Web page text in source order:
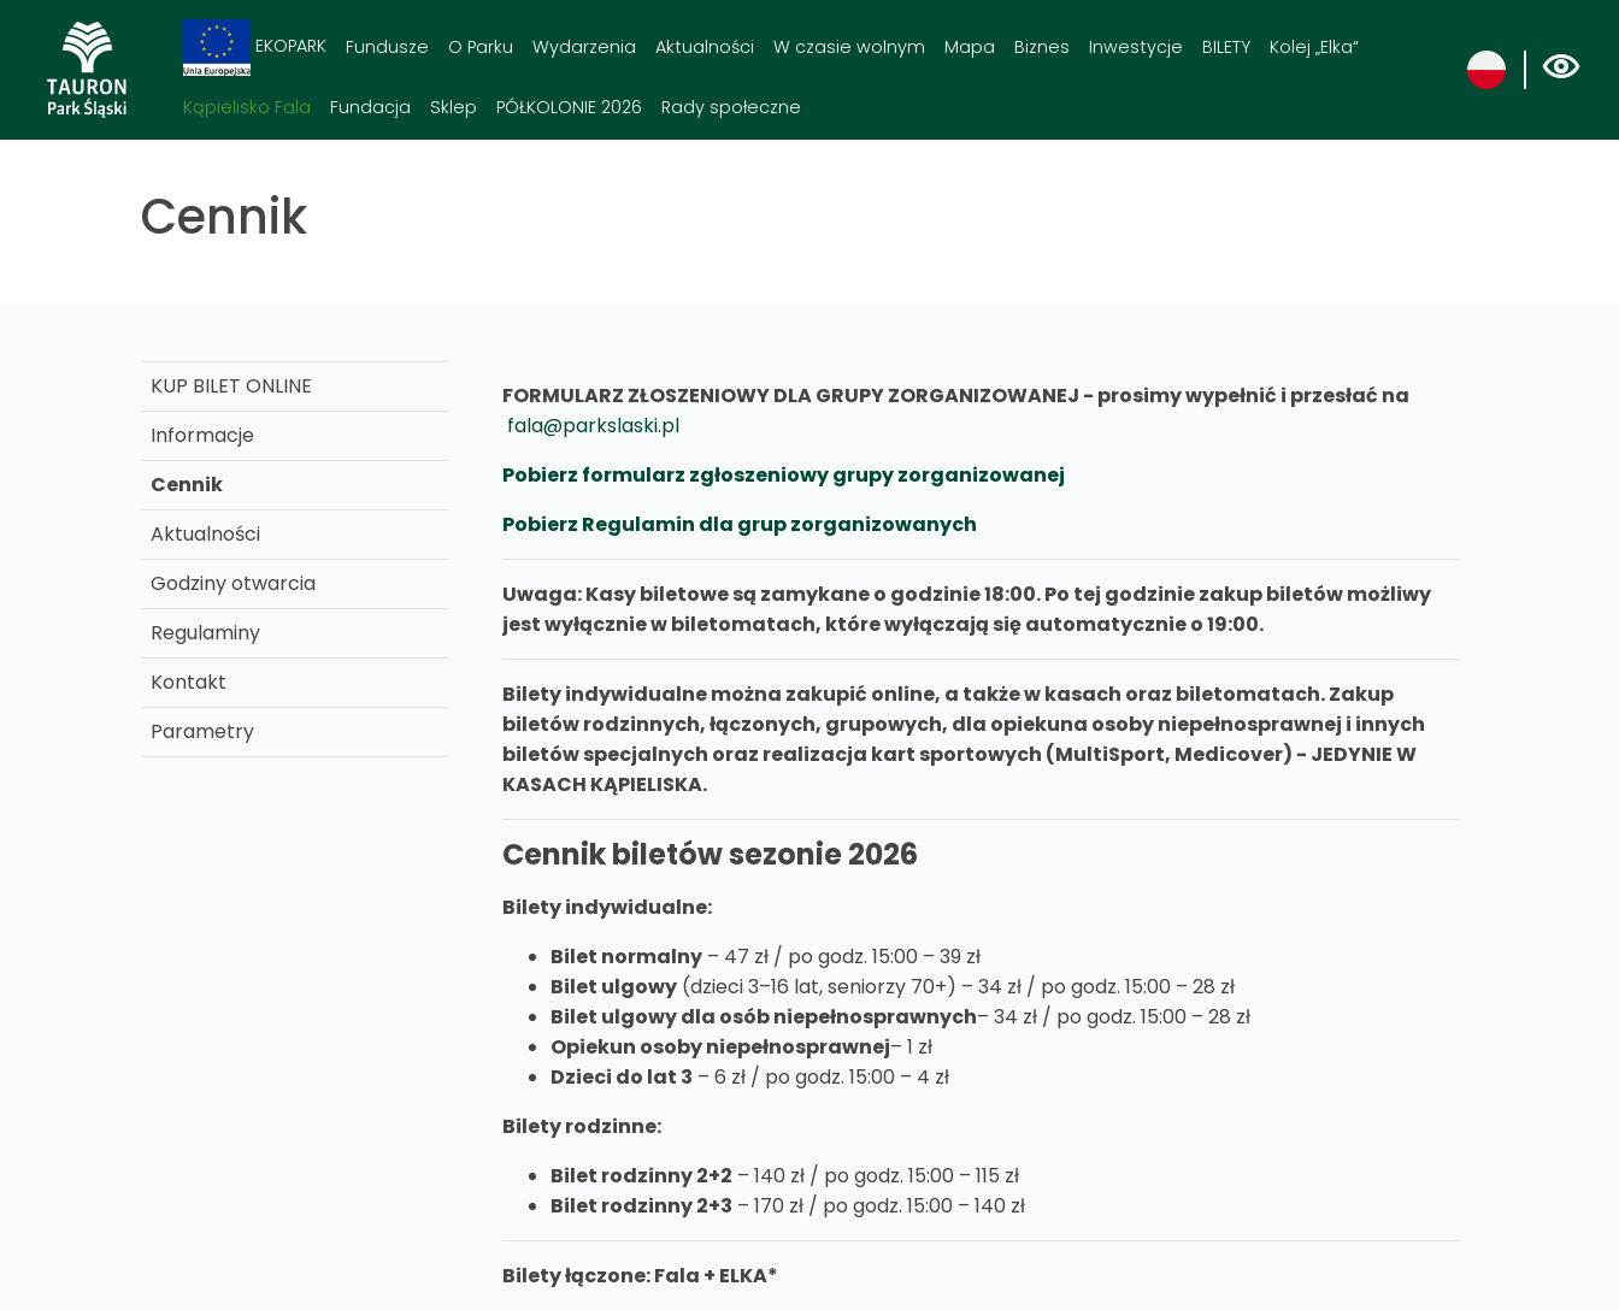
EKOPARK Fundusze O Parku Wydarzenia Aktualności W czasie wolnym Mapa Biznes Inwestycje BILETY Kolej „Elka“
Kąpielisko Fala Fundacja Sklep PÓŁKOLONIE 2026 Rady społeczne
Cennik
KUP BILET ONLINE
Informacje
Cennik
Aktualności
Godziny otwarcia
Regulaminy
Kontakt
Parametry
FORMULARZ ZŁOSZENIOWY DLA GRUPY ZORGANIZOWANEJ - prosimy wypełnić i przesłać na
fala@parkslaski.pl
Pobierz formularz zgłoszeniowy grupy zorganizowanej
Pobierz Regulamin dla grup zorganizowanych
Uwaga: Kasy biletowe są zamykane o godzinie 18:00. Po tej godzinie zakup biletów możliwy
jest wyłącznie w biletomatach, które wyłączają się automatycznie o 19:00.
Bilety indywidualne można zakupić online, a także w kasach oraz biletomatach. Zakup
biletów rodzinnych, łączonych, grupowych, dla opiekuna osoby niepełnosprawnej i innych
biletów specjalnych oraz realizacja kart sportowych (MultiSport, Medicover) - JEDYNIE W
KASACH KĄPIELISKA.
Cennik biletów sezonie 2026
Bilety indywidualne:
Bilet normalny – 47 zł / po godz. 15:00 – 39 zł
Bilet ulgowy (dzieci 3–16 lat, seniorzy 70+) – 34 zł / po godz. 15:00 – 28 zł
Bilet ulgowy dla osób niepełnosprawnych– 34 zł / po godz. 15:00 – 28 zł
Opiekun osoby niepełnosprawnej– 1 zł
Dzieci do lat 3 – 6 zł / po godz. 15:00 – 4 zł
Bilety rodzinne:
Bilet rodzinny 2+2 – 140 zł / po godz. 15:00 – 115 zł
Bilet rodzinny 2+3 – 170 zł / po godz. 15:00 – 140 zł
Bilety łączone: Fala + ELKA*